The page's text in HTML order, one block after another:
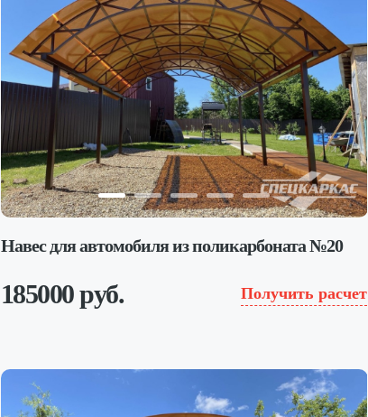
Навес для автомобиля из поликарбоната №20
185000 руб. Получить расчет